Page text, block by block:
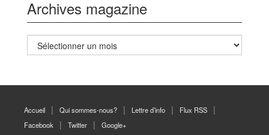
Archives magazine
Archives
magazine
Accueil Qui sommes-nous? Lettre d’info
Flux RSS
Facebook
Twitter Google+